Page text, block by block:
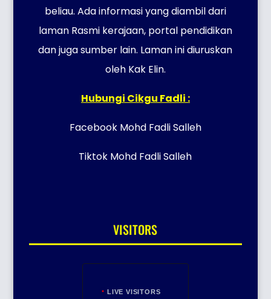
beliau. Ada informasi yang diambil dari
laman Rasmi kerajaan, portal pendidikan
dan juga sumber lain. Laman ini diuruskan
oleh Kak Elin.
Hubungi Cikgu Fadli :
Facebook Mohd Fadli Salleh
Tiktok Mohd Fadli Salleh
VISITORS
LIVE VISITORS